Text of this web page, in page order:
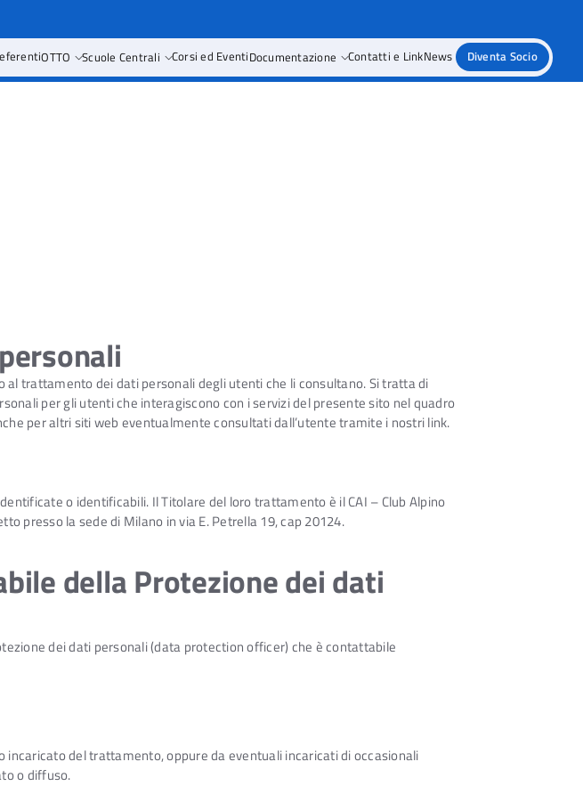
OTTO Scuole Centrali Corsi ed EventiDocumentazione Contatti e LinkNews Diventa Socio
trattamento dei dati personali degli utenti che li consultano. Si tratta di
per gli utenti che interagiscono con i servizi del presente sito nel quadro
per altri siti web eventualmente consultati dall’utente tramite i nostri link.
o identificabili. Il Titolare del loro trattamento è il CAI – Club Alpino
presso la sede di Milano in via E. Petrella 19, cap 20124.
della Protezione dei dati
dei dati personali (data protection officer) che è contattabile
del trattamento, oppure da eventuali incaricati di occasionali
o diffuso.